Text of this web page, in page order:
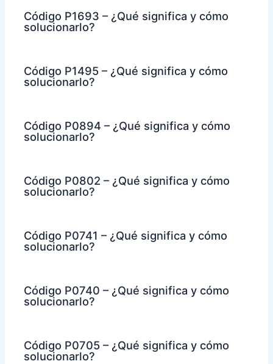
Código P1693 – ¿Qué significa y cómo
solucionarlo?
Código P1495 – ¿Qué significa y cómo
solucionarlo?
Código P0894 – ¿Qué significa y cómo
solucionarlo?
Código P0802 – ¿Qué significa y cómo
solucionarlo?
Código P0741 – ¿Qué significa y cómo
solucionarlo?
Código P0740 – ¿Qué significa y cómo
solucionarlo?
Código P0705 – ¿Qué significa y cómo
solucionarlo?